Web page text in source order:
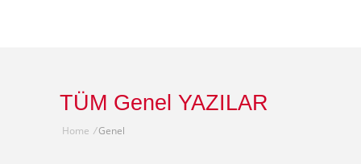
TÜM Genel YAZILAR
Home /Genel